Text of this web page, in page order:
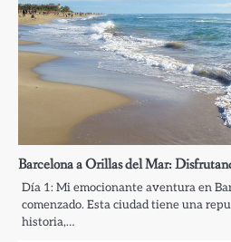
Barcelona a Orillas del Mar:
Día 1: Mi emocionante aventura en
comenzado. Esta ciudad tiene una
historia,…